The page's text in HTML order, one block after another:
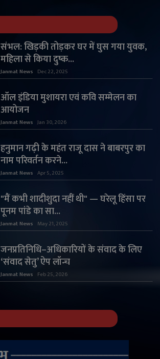
संभल: खिड़की तोड़कर घर में घुस गया युवक,
महिला से किया दुष्क...
Janmat News Dec 22, 2025
ऑल इंडिया मुशायरा एवं कवि सम्मेलन का
आयोजन
Janmat News Jan 30, 2026
हनुमान गढ़ी के महंत राजू दास ने बाबरपुर का
नाम परिवर्तन करने...
Janmat News Apr 5, 2025
"मैं कभी शादीशुदा नहीं थी" — घरेलू हिंसा पर
पूनम पांडे का सा...
Janmat News May 21, 2025
जनप्रतिनिधि–अधिकारियों के संवाद के लिए
‘संवाद सेतु’ ऐप लॉन्च
Janmat News Feb 25, 2026